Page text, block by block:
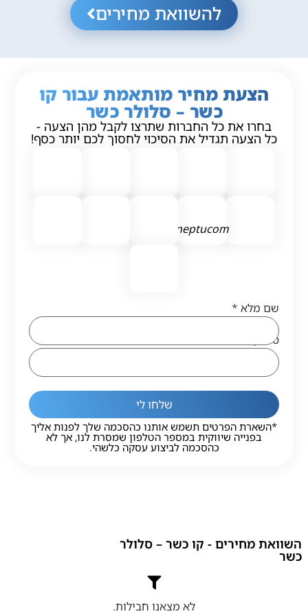
להשוואת מחירים
הצעת מחיר מותאמת עבור קו
כשר – סלולר כשר
בחרו את כל החברות שתרצו לקבל מהן הצעה -
כל הצעה תגדיל את הסיכוי לחסוך לכם יותר כסף!
neptucom
שם מלא *
טלפון
שלחו לי
*השארת הפרטים תשמש אותנו כהסכמה שלך לפנות אליך
בפנייה שיווקית במספר הטלפון שמסרת לנו, אך לא
כהסכמה לביצוע עסקה כלשהי.
השוואת מחירים - קו כשר – סלולר
כשר
לא מצאנו חבילות.